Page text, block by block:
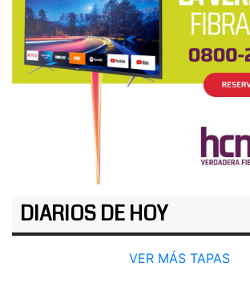
DIARIOS DE HOY
VER MÁS TAPAS